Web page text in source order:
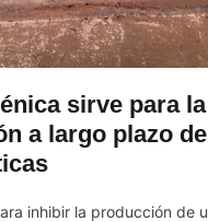
sirve para la
a largo plazo
inhibir la producción de